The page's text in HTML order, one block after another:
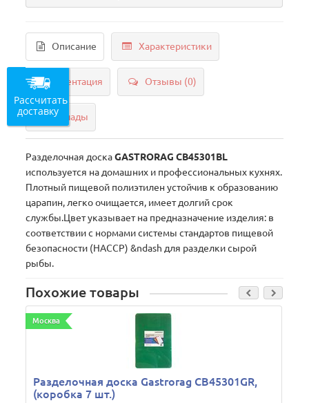
Описание Характеристики
Документация Отзывы (0)
Склады
Разделочная доскаGASTRORAG CB45301BL
используется на домашних и профессиональных кухнях.
Плотный пищевой полиэтилен устойчив к образованию
царапин, легко очищается, имеет долгий срок
службы.Цвет указывает на предназначение изделия: в
соответствии с нормами системы стандартов пищевой
безопасности (НАССР) &ndash для разделки сырой
рыбы.
Похожие товары
Москва
Разделочная доска Gastrorag CB45301GR,
(коробка 7 шт.)
Рассчитать
доставку